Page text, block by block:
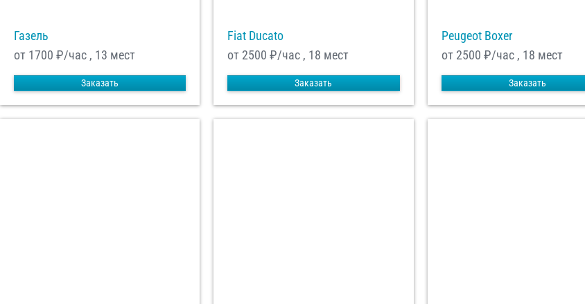
Газель
от 1700 ₽/час , 13 мест
Заказать
Fiat Ducato
от 2500 ₽/час , 18 мест
Заказать
Peugeot Boxer
от 2500 ₽/час , 18 мест
Заказать